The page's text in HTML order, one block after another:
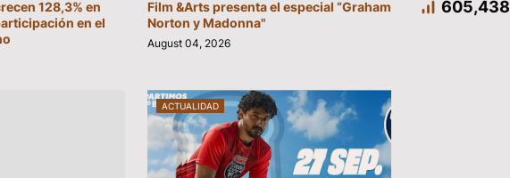
128,3% en
en el
Film &Arts presenta el especial “Graham
Norton y Madonna"
August 04, 2026
ACTUALIDAD
605,438